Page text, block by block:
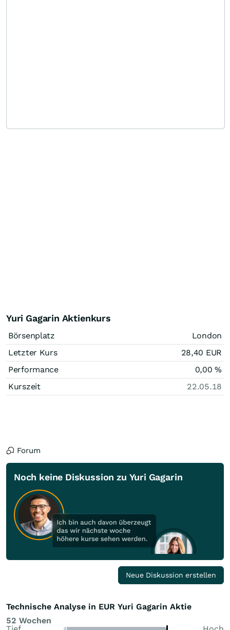
Yuri Gagarin Aktienkurs
Börsenplatz
London
Letzter Kurs
28,40 EUR
Performance
0,00%
Kurszeit
22.05.18
Forum
Noch keine Diskussion zu Yuri Gagarin
Neue Diskussion erstellen
Technische Analyse in EUR Yuri Gagarin Aktie
52 Wochen